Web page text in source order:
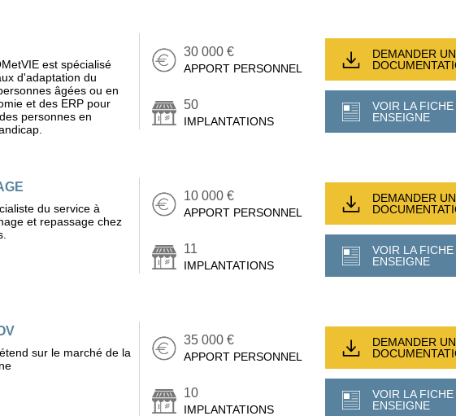
est spécialisé
d'adaptation du
âgées ou en
et des ERP pour
personnes en
30 000 €
APPORT PERSONNEL
50
IMPLANTATIONS
DEMANDER
VOIR LA FICHE
ENSEIGNE
du service à
et repassage chez
10 000 €
APPORT PERSONNEL
11
IMPLANTATIONS
DEMANDER
VOIR LA FICHE
ENSEIGNE
sur le marché de la
35 000 €
APPORT PERSONNEL
10
IMPLANTATIONS
DEMANDER
VOIR LA FICHE
ENSEIGNE